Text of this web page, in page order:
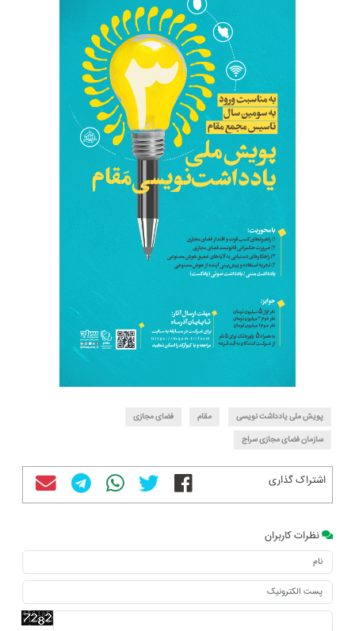
پویش ملی یادداشت نویسی مقام
فضای مجازی
سازمان فضای مجازی سراج
اشتراک گذاری
نظرات کاربران